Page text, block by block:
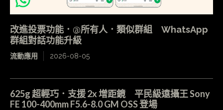
改進投票功能．@所有人．類似群組 WhatsApp
群組對話功能升級
流動應用 2026-08-05
625g 超輕巧．支援 2x 增距鏡 平民級遠攝王 Sony
FE 100-400mm F5.6-8.0 GM OSS 登場